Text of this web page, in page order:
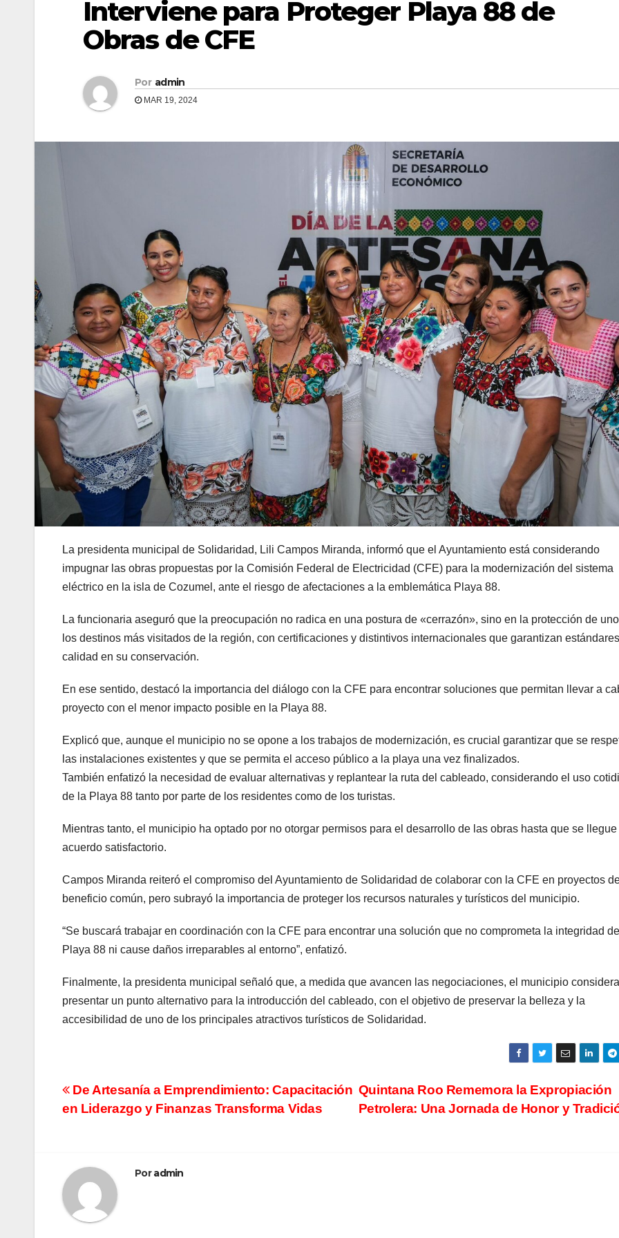
Interviene para Proteger Playa 88 de
Obras de CFE
Por admin
MAR 19, 2024
La presidenta municipal de Solidaridad, Lili Campos Miranda, informó que el Ayuntamiento está considerando
impugnar las obras propuestas por la Comisión Federal de Electricidad (CFE) para la modernización del sistema
eléctrico en la isla de Cozumel, ante el riesgo de afectaciones a la emblemática Playa 88.
La funcionaria aseguró que la preocupación no radica en una postura de «cerrazón», sino en la protección de
los destinos más visitados de la región, con certificaciones y distintivos internacionales que garantizan
calidad en su conservación.
En ese sentido, destacó la importancia del diálogo con la CFE para encontrar soluciones que permitan llevar a
proyecto con el menor impacto posible en la Playa 88.
Explicó que, aunque el municipio no se opone a los trabajos de modernización, es crucial garantizar que se
las instalaciones existentes y que se permita el acceso público a la playa una vez finalizados.
También enfatizó la necesidad de evaluar alternativas y replantear la ruta del cableado, considerando el uso
de la Playa 88 tanto por parte de los residentes como de los turistas.
Mientras tanto, el municipio ha optado por no otorgar permisos para el desarrollo de las obras hasta que se llegue
acuerdo satisfactorio.
Campos Miranda reiteró el compromiso del Ayuntamiento de Solidaridad de colaborar con la CFE en proyectos
beneficio común, pero subrayó la importancia de proteger los recursos naturales y turísticos del municipio.
“Se buscará trabajar en coordinación con la CFE para encontrar una solución que no comprometa la integridad
Playa 88 ni cause daños irreparables al entorno”, enfatizó.
Finalmente, la presidenta municipal señaló que, a medida que avancen las negociaciones, el municipio
presentar un punto alternativo para la introducción del cableado, con el objetivo de preservar la belleza y la
accesibilidad de uno de los principales atractivos turísticos de Solidaridad.
Navegación
Quintana Roo Rememora la Expropiación
Petrolera: Una Jornada de Honor y
De Artesanía a Emprendimiento: Capacitación
en Liderazgo y Finanzas Transforma Vidas
Poradmin